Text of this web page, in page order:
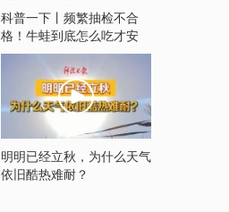
科普一下丨频繁抽检不合
格！牛蛙到底怎么吃才安
全？
明明已经立秋，为什么天气
依旧酷热难耐？